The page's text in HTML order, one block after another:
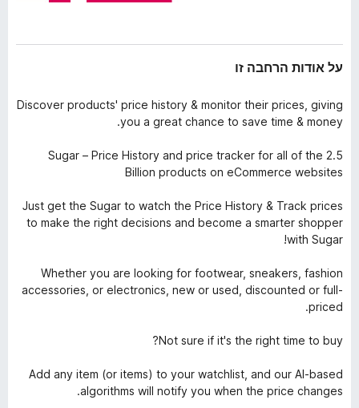
על אודות הרחבה זו
Discover products' price history & monitor their prices, giving
you a great chance to save time & money.
Sugar – Price History and price tracker for all of the 2.5
Billion products on eCommerce websites
Just get the Sugar to watch the Price History & Track prices
to make the right decisions and become a smarter shopper
with Sugar!
Whether you are looking for footwear, sneakers, fashion
accessories, or electronics, new or used, discounted or full-
priced.
Not sure if it's the right time to buy?
Add any item (or items) to your watchlist, and our AI-based
algorithms will notify you when the price changes.